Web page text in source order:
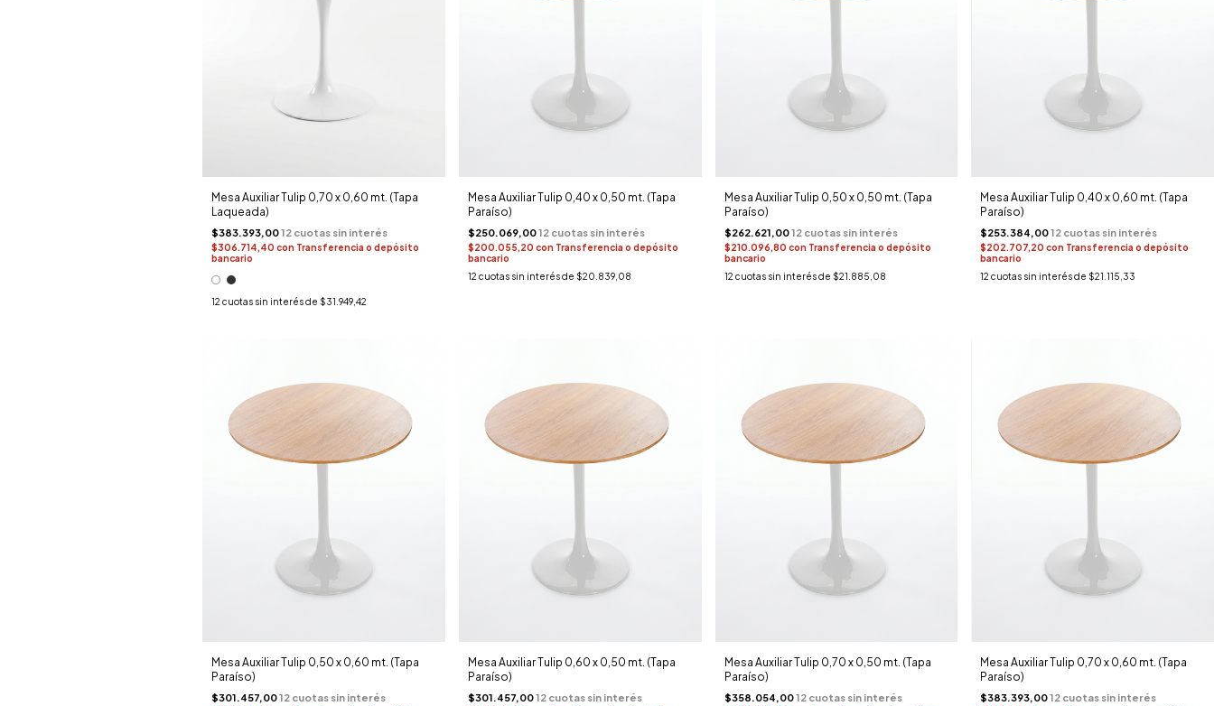
Mesa Auxiliar Tulip 0,70 x 0,60 mt. (Tapa
Laqueada)
$383.393,00
$306.714,40 con Transferencia o depósito
bancario
12 cuotas sin interés de $31.949,42
Mesa Auxiliar Tulip 0,40 x 0,50 mt. (Tapa
Paraíso)
$250.069,00
$200.055,20 con Transferencia o depósito
bancario
12 cuotas sin interés de $20.839,08
Mesa Auxiliar Tulip 0,50 x 0,50 mt. (Tapa
Paraíso)
$262.621,00
$210.096,80 con Transferencia o depósito
bancario
12 cuotas sin interés de $21.885,08
Mesa Auxiliar Tulip 0,40 x 0,60 mt. (Tapa
Paraíso)
$253.384,00
$202.707,20con Transferencia o depósito
bancario
12 cuotas sin interés de $21.115,33
Mesa Auxiliar Tulip 0,50 x 0,60 mt. (Tapa
Paraíso)
$301.457,00
Mesa Auxiliar Tulip 0,60 x 0,50 mt. (Tapa
Paraíso)
$301.457,00
Mesa Auxiliar Tulip 0,70 x 0,50 mt. (Tapa
Paraíso)
$358.054,00
Mesa Auxiliar Tulip 0,70 x 0,60 mt. (Tapa
Paraíso)
$383.393,00